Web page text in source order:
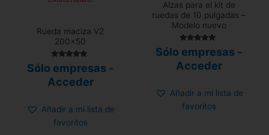
Rueda maciza V2
200×50
5.00
Sólo empresas -
Acceder
Añadir a mi lista de
favoritos
Alzas para el kit de
ruedas de 10 pulgadas –
Modelo nuevo
5.00
Sólo empresas -
Acceder
Añadir a mi lista de
favoritos